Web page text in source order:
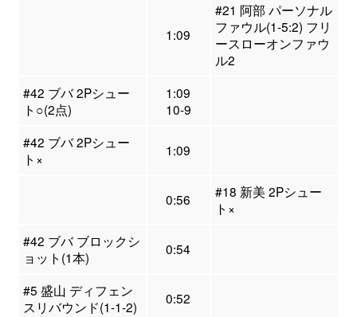
1:09
#21 阿部 パーソナル
ファウル(1-5:2) フリ
ースローオンファウ
ル2
#42 ブバ 2Pシュー
ト○(2点)
1:09
10-9
#42 ブバ 2Pシュー
ト×
1:09
0:56
#18 新美 2Pシュー
ト×
#42 ブバ ブロックシ
ョット(1本)
0:54
#5 盛山 ディフェン
スリバウンド(1-1-2)
0:52